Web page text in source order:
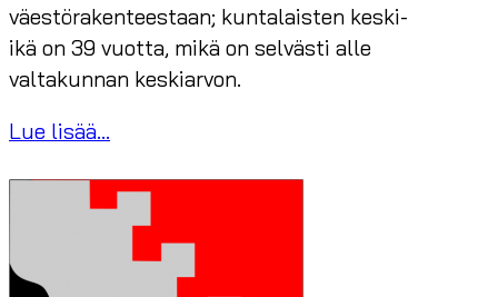
väestörakenteestaan; kuntalaisten keski-
ikä on 39 vuotta, mikä on selvästi alle
valtakunnan keskiarvon.
Lue lisää...